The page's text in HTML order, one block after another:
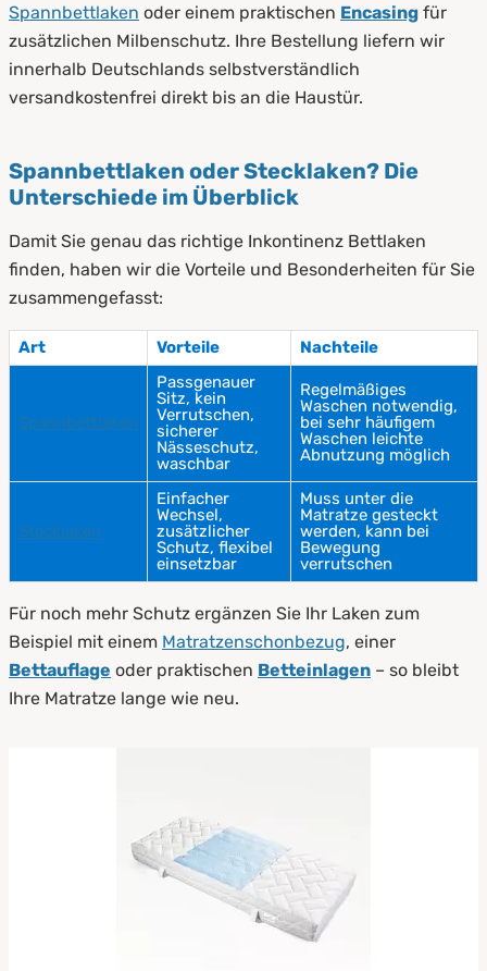
Spannbettlaken oder einem praktischen Encasing für
zusätzlichen Milbenschutz. Ihre Bestellung liefern wir
innerhalb Deutschlands selbstverständlich
versandkostenfrei direkt bis an die Haustür.
Spannbettlaken oder Stecklaken? Die
Unterschiede im Überblick
Damit Sie genau das richtige Inkontinenz Bettlaken
finden, haben wir die Vorteile und Besonderheiten für Sie
zusammengefasst:
Art Vorteile Nachteile
Spannbettlaken
Passgenauer
Sitz, kein
Verrutschen,
sicherer
Nässeschutz,
waschbar
Regelmäßiges
Waschen notwendig,
bei sehr häufigem
Waschen leichte
Abnutzung möglich
Stecklaken
Einfacher
Wechsel,
zusätzlicher
Schutz, flexibel
einsetzbar
Muss unter die
Matratze gesteckt
werden, kann bei
Bewegung
verrutschen
Für noch mehr Schutz ergänzen Sie Ihr Laken zum
Beispiel mit einem Matratzenschonbezug, einer
Bettauflage oder praktischen Betteinlagen – so bleibt
Ihre Matratze lange wie neu.